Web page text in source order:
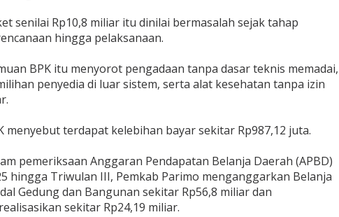
senilai Rp10,8 miliar itu dinilai bermasalah sejak tahap
hingga pelaksanaan.
BPK itu menyorot pengadaan tanpa dasar teknis memadai,
penyedia di luar sistem, serta alat kesehatan tanpa izin
menyebut terdapat kelebihan bayar sekitar Rp987,12 juta.
pemeriksaan Anggaran Pendapatan Belanja Daerah (APBD)
hingga Triwulan III, Pemkab Parimo menganggarkan Belanja
Gedung dan Bangunan sekitar Rp56,8 miliar dan
sekitar Rp24,19 miliar.